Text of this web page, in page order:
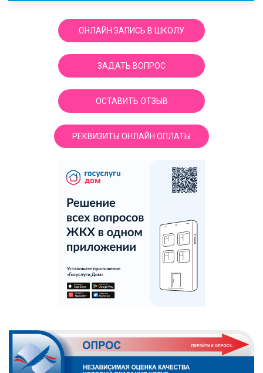
ОНЛАЙН ЗАПИСЬ В ШКОЛУ
ЗАДАТЬ ВОПРОС
ОСТАВИТЬ ОТЗЫВ
РЕКВИЗИТЫ ОНЛАЙН ОПЛАТЫ